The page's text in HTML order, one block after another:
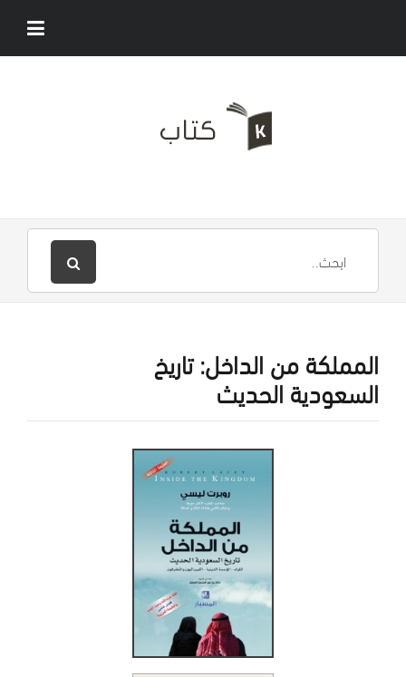
المملكة من الداخل: تاريخ
السعودية الحديث